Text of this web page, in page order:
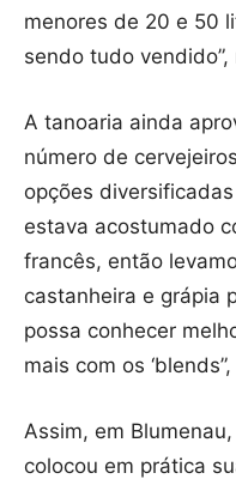
menores de 20 e 50
sendo tudo vendido”,
A tanoaria ainda
número de
opções
estava acostumado
francês, então
castanheira e grápia
possa conhecer
mais com os
Assim, em Blumenau,
colocou em prática